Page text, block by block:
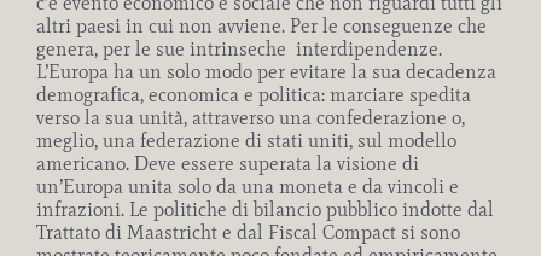
altri paesi in cui non avviene. Per le conseguenze che
genera, per le sue intrinseche interdipendenze.
L’Europa ha un solo modo per evitare la sua decadenza
demografica, economica e politica: marciare spedita
verso la sua unità, attraverso una confederazione o,
meglio, una federazione di stati uniti, sul modello
americano. Deve essere superata la visione di
un’Europa unita solo da una moneta e da vincoli e
infrazioni. Le politiche di bilancio pubblico indotte dal
Trattato di Maastricht e dal Fiscal Compact si sono